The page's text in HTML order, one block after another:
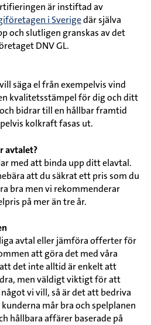
är instiftad av
i Sverigedär själva
och slutligen granskas av det
DNV GL.
säga el från exempelvis vind
kvalitetsstämpel för dig och ditt
bidrar till en hållbar framtid
kolkraft fasas ut.
avtalet?
med att binda upp ditt elavtal.
att du säkrat ett pris som du
bra men vi rekommenderar
på mer än tre år.
avtal eller jämföra offerter för
att göra det med våra
det inte alltid är enkelt att
men väldigt viktigt för att
vi vill, så är det att bedriva
mår bra och spelplanen
hållbara affärer baserade på